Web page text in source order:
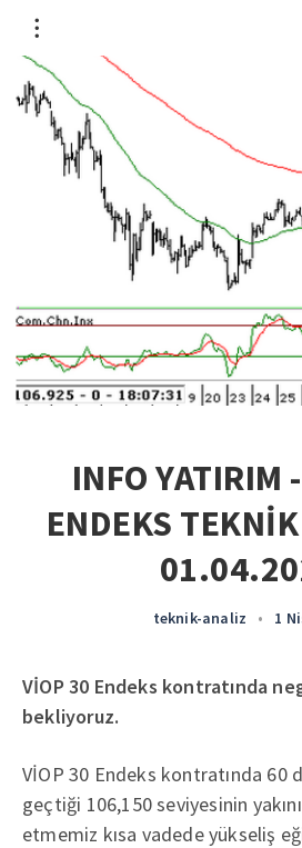
INFO YATIRIM
ENDEKS
teknik-analiz • 1
VİOP 30 Endeks kontratında
bekliyoruz.
VİOP 30 Endeks kontratında 60
geçtiği 106,150 seviyesinin
etmemiz kısa vadede yükseliş